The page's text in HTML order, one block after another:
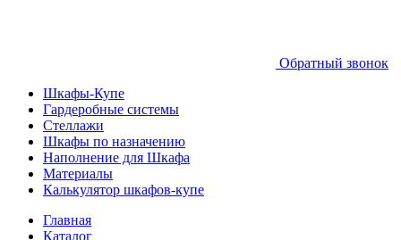
Обратный звонок
Шкафы-Купе
Гардеробные системы
Стеллажи
Шкафы по назначению
Наполнение для Шкафа
Материалы
Калькулятор шкафов-купе
Главная
Каталог